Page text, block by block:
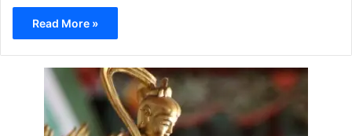
Read More »